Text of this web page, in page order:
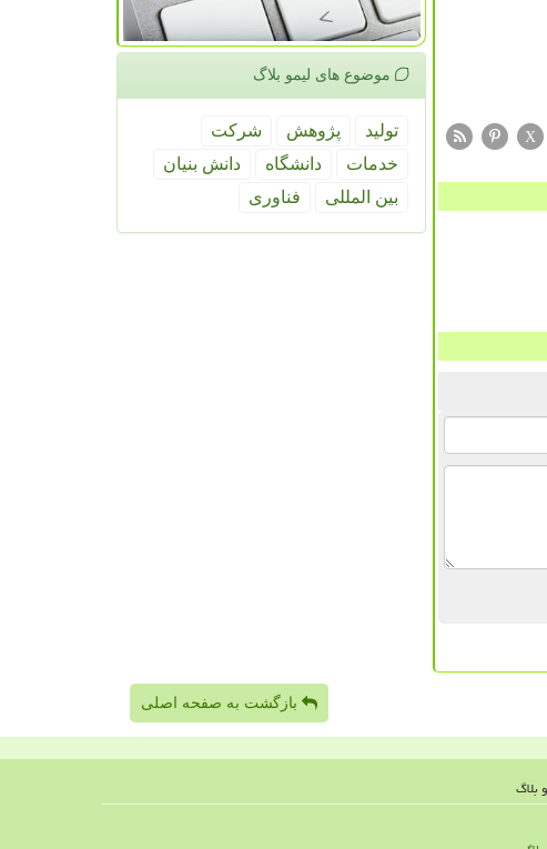
X
موضوع های لیمو بلاگ
تولید پژوهش
شركت
خدمات
دانشگاه
دانش بنیان
بین المللی
فناوری
بازگشت به صفحه اصلی
بلاگ